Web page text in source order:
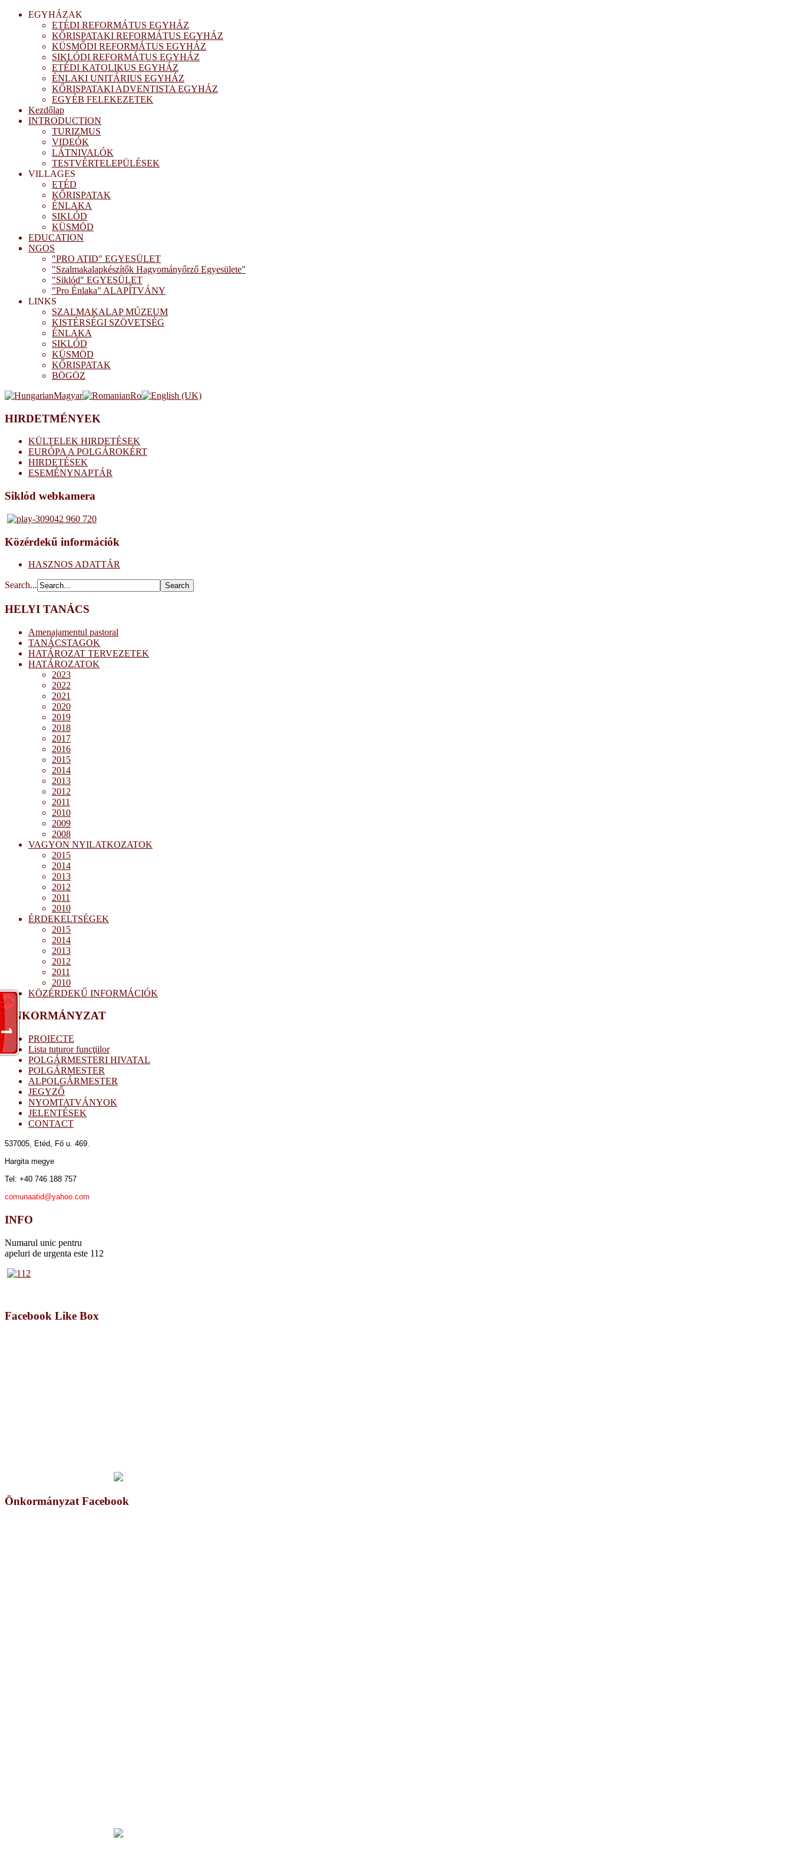
EGYHÁZAK
ETÉDI REFORMÁTUS EGYHÁZ
KŐRISPATAKI REFORMÁTUS EGYHÁZ
KÜSMŐDI REFORMÁTUS EGYHÁZ
SIKLÓDI REFORMÁTUS EGYHÁZ
ETÉDI KATOLIKUS EGYHÁZ
ÉNLAKI UNITÁRIUS EGYHÁZ
KŐRISPATAKI ADVENTISTA EGYHÁZ
EGYÉB FELEKEZETEK
Kezdőlap
INTRODUCTION
TURIZMUS
VIDEÓK
LÁTNIVALÓK
TESTVÉRTELEPÜLÉSEK
VILLAGES
ETÉD
KŐRISPATAK
ÉNLAKA
SIKLÓD
KÜSMÖD
EDUCATION
NGOS
"PRO ATID" EGYESÜLET
"Szalmakalapkészítők Hagyományőrző Egyesülete"
"Siklód" EGYESÜLET
"Pro Énlaka" ALAPÍTVÁNY
LINKS
SZALMAKALAP MÚZEUM
KISTÉRSÉGI SZÖVETSÉG
ÉNLAKA
SIKLÓD
KÜSMÖD
KŐRISPATAK
BÖGÖZ
HIRDETMÉNYEK
KÜLTELEK HIRDETÉSEK
EURÓPA A POLGÁROKÉRT
HIRDETÉSEK
ESEMÉNYNAPTÁR
Siklód webkamera
Közérdekű információk
HASZNOS ADATTÁR
Search...
HELYI TANÁCS
Amenajamentul pastoral
TANÁCSTAGOK
HATÁROZAT TERVEZETEK
HATÁROZATOK
2023
2022
2021
2020
2019
2018
2017
2016
2015
2014
2013
2012
2011
2010
2009
2008
VAGYON NYILATKOZATOK
2015
2014
2013
2012
2011
2010
ÉRDEKELTSÉGEK
2015
2014
2013
2012
2011
2010
KÖZÉRDEKŰ INFORMÁCIÓK
ÖNKORMÁNYZAT
PROIECTE
Lista tuturor funcţiilor
POLGÁRMESTERI HIVATAL
POLGÁRMESTER
ALPOLGÁRMESTER
JEGYZŐ
NYOMTATVÁNYOK
JELENTÉSEK
CONTACT
537005, Etéd, Fő u. 469.
Hargita megye
Tel: +40 746 188 757
comunaatid@yahoo.com
INFO
Numarul unic pentru
apeluri de urgenta este 112
Facebook Like Box
Önkormányzat Facebook